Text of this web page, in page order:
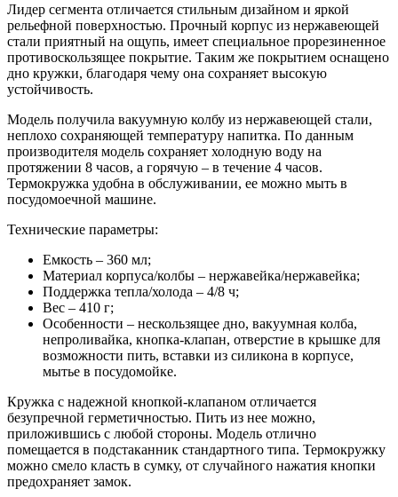
Лидер сегмента отличается стильным дизайном и яркой
рельефной поверхностью. Прочный корпус из нержавеющей
стали приятный на ощупь, имеет специальное прорезиненное
противоскользящее покрытие. Таким же покрытием оснащено
дно кружки, благодаря чему она сохраняет высокую
устойчивость.
Модель получила вакуумную колбу из нержавеющей стали,
неплохо сохраняющей температуру напитка. По данным
производителя модель сохраняет холодную воду на
протяжении 8 часов, а горячую – в течение 4 часов.
Термокружка удобна в обслуживании, ее можно мыть в
посудомоечной машине.
Технические параметры:
Емкость – 360 мл;
Материал корпуса/колбы – нержавейка/нержавейка;
Поддержка тепла/холода – 4/8 ч;
Вес – 410 г;
Особенности – нескользящее дно, вакуумная колба,
непроливайка, кнопка-клапан, отверстие в крышке для
возможности пить, вставки из силикона в корпусе,
мытье в посудомойке.
Кружка с надежной кнопкой-клапаном отличается
безупречной герметичностью. Пить из нее можно,
приложившись с любой стороны. Модель отлично
помещается в подстаканник стандартного типа. Термокружку
можно смело класть в сумку, от случайного нажатия кнопки
предохраняет замок.